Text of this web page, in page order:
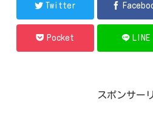
Twitter
Pocket LINE
スポンサー